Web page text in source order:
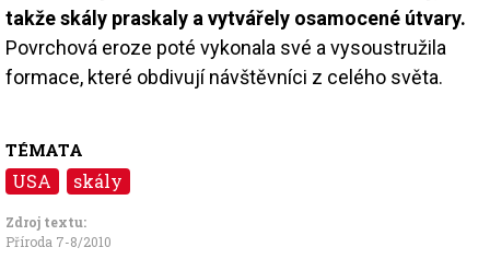
takže skály praskaly a vytvářely osamocené útvary.
Povrchová eroze poté vykonala své a vysoustružila
formace, které obdivují návštěvníci z celého světa.
TÉMATA
USA skály
Zdroj textu:
Příroda 7-8/2010